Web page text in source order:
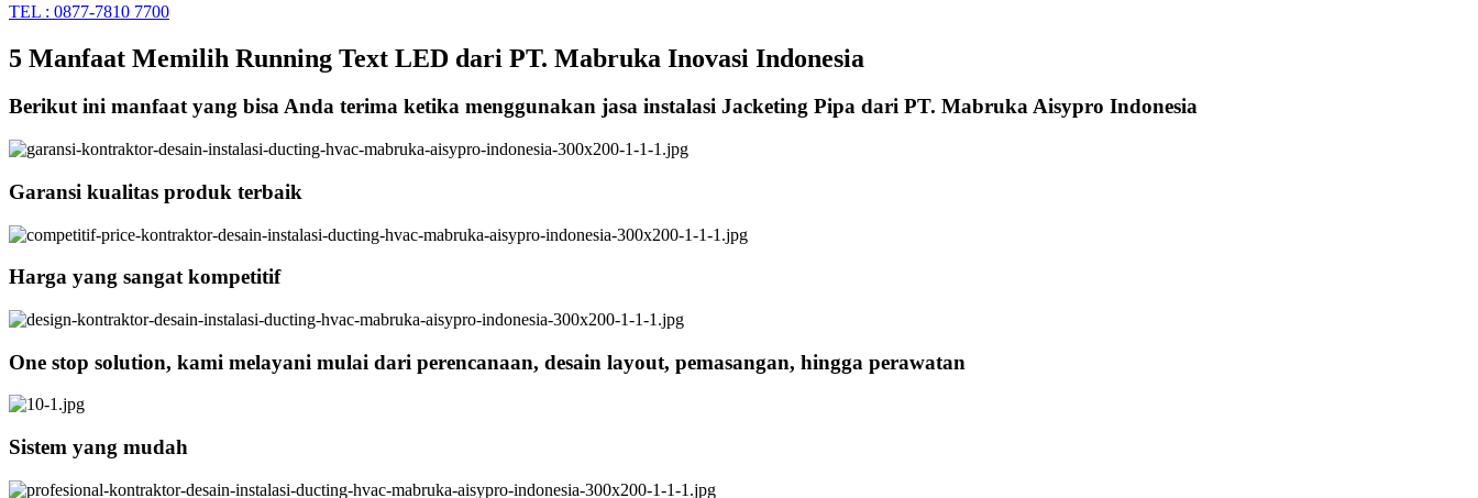
TEL : 0877-7810 7700
5 Manfaat Memilih Running Text LED dari PT. Mabruka Inovasi Indonesia
Berikut ini manfaat yang bisa Anda terima ketika menggunakan jasa instalasi Jacketing Pipa dari PT. Mabruka Aisypro Indonesia
Garansi kualitas produk terbaik
Harga yang sangat kompetitif
One stop solution, kami melayani mulai dari perencanaan, desain layout, pemasangan, hingga perawatan
Sistem yang mudah